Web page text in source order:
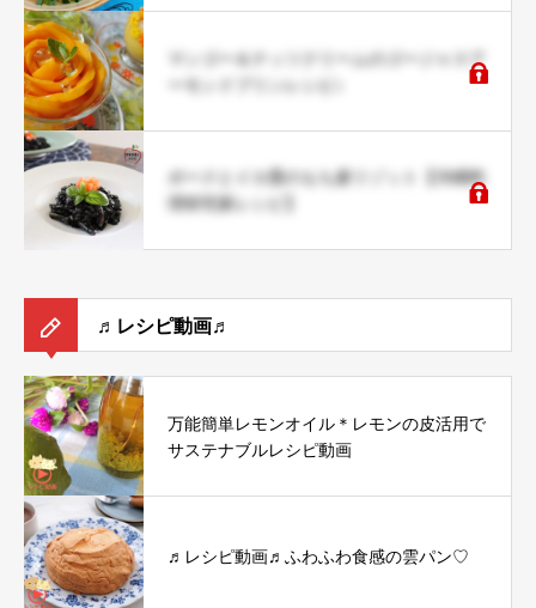
マンゴー＆ナッツクリームのゴージャスア
ポークとイカ墨のもち麦リゾット【沖縄料
理研究家レシピ】
♬レシピ動画♬
万能簡単レモンオイル＊レモンの皮活用で
サステナブルレシピ動画
♬レシピ動画♬ふわふわ食感の雲パン♡